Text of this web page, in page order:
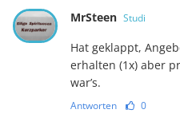
MrSteen Studi
Hat geklappt,
erhalten (1x) aber
war’s.
Antworten 0